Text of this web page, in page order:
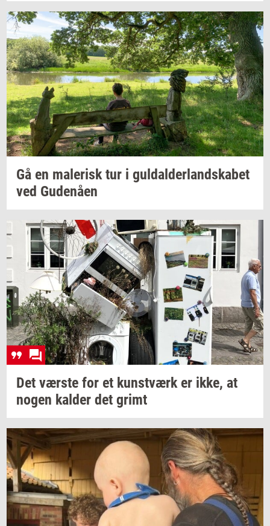
Gå en ma­le­risktur i gul­dal­der­land­ska­bet
ved Gu­denå­en
Det vær­ste for et kunst­værker ikke, at
nogen kal­der det grimt